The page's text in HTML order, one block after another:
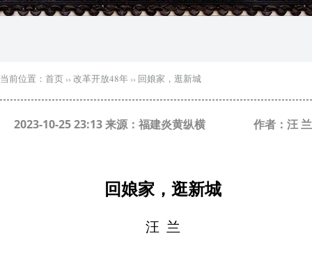
突出海西特色 报道台港澳侨 坚持古为
当前位置： 首页 ›› 改革开放48年 ›› 回娘家，逛新城
2023-10-25 23:13 来源：福建炎黄纵横 作者：汪 兰
回娘家，逛新城
汪 兰